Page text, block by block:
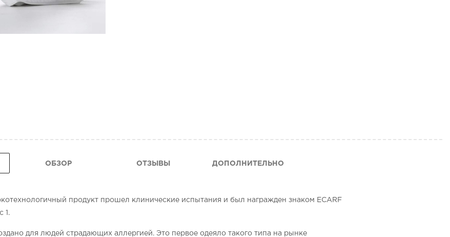
ОБЗОР ОТЗЫВЫ ДОПОЛНИТЕЛЬНО
продукт прошел клинические испытания и был награжден знаком ECARF
1.
для людей страдающих аллергией. Это первое одеяло такого типа на рынке